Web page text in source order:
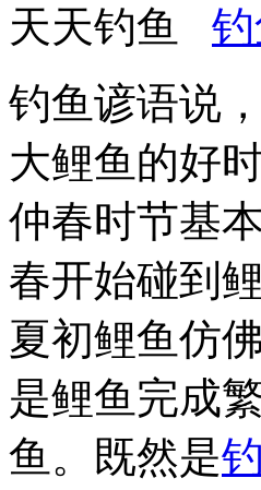
天天钓鱼
钓鱼谚语说
大鲤鱼的好
仲春时节基
春开始碰到
夏初鲤鱼仿
是鲤鱼完成
鱼。既然是